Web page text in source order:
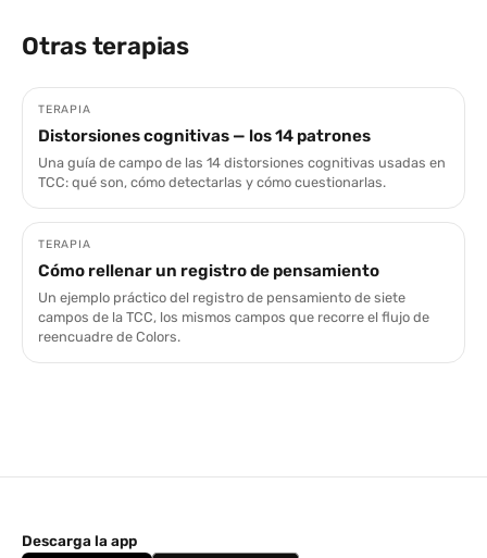
Otras terapias
TERAPIA
Distorsiones cognitivas — los 14 patrones
Una guía de campo de las 14 distorsiones cognitivas usadas en
TCC: qué son, cómo detectarlas y cómo cuestionarlas.
TERAPIA
Cómo rellenar un registro de pensamiento
Un ejemplo práctico del registro de pensamiento de siete
campos de la TCC, los mismos campos que recorre el flujo de
reencuadre de Colors.
Descarga la app